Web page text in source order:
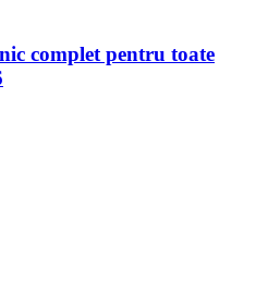
complet pentru toate